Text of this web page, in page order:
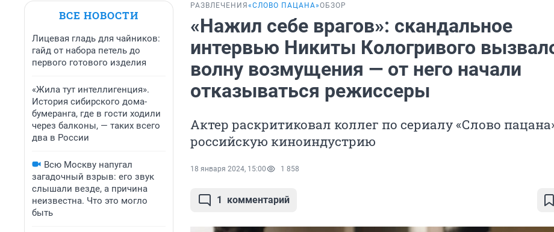
ВСЕ НОВОСТИ
Лицевая гладь для чайников:
гайд от набора петель до
первого готового изделия
«Жила тут интеллигенция».
История сибирского дома-
бумеранга, где в гости ходили
через балконы, — таких всего
два в России
Всю Москву напугал
загадочный взрыв: его звук
слышали везде, а причина
неизвестна. Что это могло
быть
РАЗВЛЕЧЕНИЯ «СЛОВО ПАЦАНА»ОБЗОР
«Нажил себе врагов»: скандальное
интервью Никиты Кологривого
волну возмущения — от него начали
отказываться режиссеры
Актер раскритиковал коллег по сериалу «Слово
российскую киноиндустрию
18 января 2024, 15:00 1 858
1 комментарий